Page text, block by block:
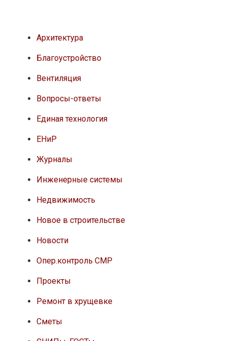
Архитектура
Благоустройство
Вентиляция
Вопросы-ответы
Единая технология
ЕНиР
Журналы
Инженерные системы
Недвижимость
Новое в строительстве
Новости
Опер.контроль СМР
Проекты
Ремонт в хрущевке
Сметы